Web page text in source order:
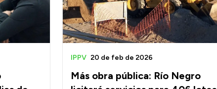
Más obra pública: Río Negro
IPPV 20 de feb de 2026